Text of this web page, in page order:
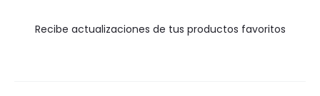
Recibe actualizaciones de tus productos favoritos